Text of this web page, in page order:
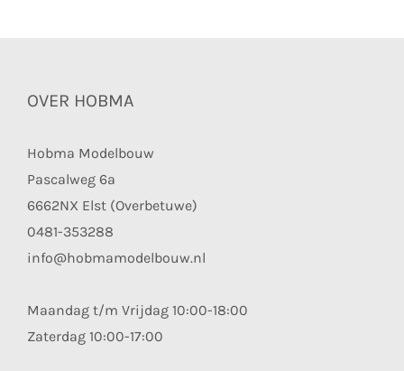
OVER HOBMA
Hobma Modelbouw
Pascalweg 6a
6662NX Elst (Overbetuwe)
0481-353288
info@hobmamodelbouw.nl
Maandag t/m Vrijdag 10:00-18:00
Zaterdag 10:00-17:00